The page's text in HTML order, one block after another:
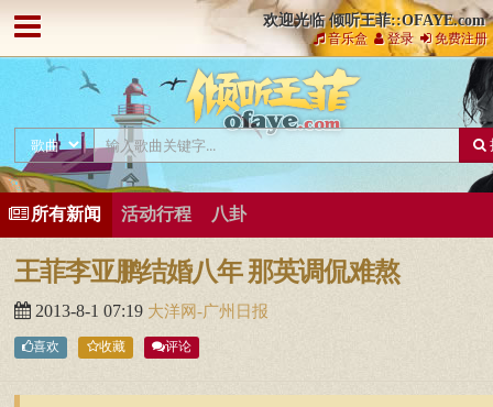
欢迎光临 倾听王菲::OFAYE.com
音乐盒 登录 免费注册
所有新闻 活动行程 八卦
王菲李亚鹏结婚八年 那英调侃难熬
2013-8-1 07:19 大洋网-广州日报
喜欢 收藏 评论